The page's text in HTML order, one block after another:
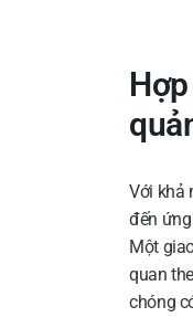
Với khả
đến
Một
quan
chóng